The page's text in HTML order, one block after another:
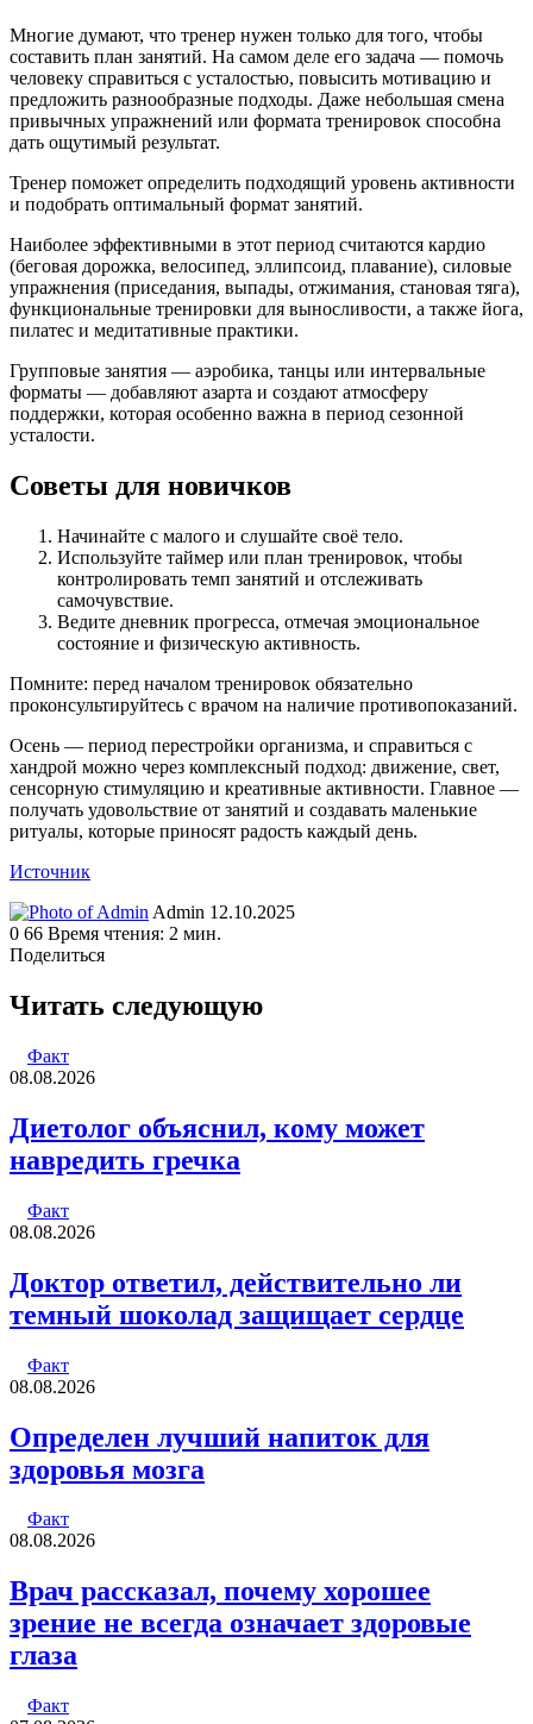
Многие думают, что тренер нужен только для того, чтобы
составить план занятий. На самом деле его задача — помочь
человеку справиться с усталостью, повысить мотивацию и
предложить разнообразные подходы. Даже небольшая смена
привычных упражнений или формата тренировок способна
дать ощутимый результат.
Тренер поможет определить подходящий уровень активности
и подобрать оптимальный формат занятий.
Наиболее эффективными в этот период считаются кардио
(беговая дорожка, велосипед, эллипсоид, плавание), силовые
упражнения (приседания, выпады, отжимания, становая тяга),
функциональные тренировки для выносливости, а также йога,
пилатес и медитативные практики.
Групповые занятия — аэробика, танцы или интервальные
форматы — добавляют азарта и создают атмосферу
поддержки, которая особенно важна в период сезонной
усталости.
Советы для новичков
Начинайте с малого и слушайте своё тело.
Используйте таймер или план тренировок, чтобы
контролировать темп занятий и отслеживать
самочувствие.
Ведите дневник прогресса, отмечая эмоциональное
состояние и физическую активность.
Помните: перед началом тренировок обязательно
проконсультируйтесь с врачом на наличие противопоказаний.
Осень — период перестройки организма, и справиться с
хандрой можно через комплексный подход: движение, свет,
сенсорную стимуляцию и креативные активности. Главное —
получать удовольствие от занятий и создавать маленькие
ритуалы, которые приносят радость каждый день.
Источник
Admin Send
an
12.10.2025
0 66 Время чтения: 2 мин.
Поделиться
через
электронную
Читать следующую
Факт
08.08.2026
Диетолог объяснил, кому может
навредить гречка
Факт
08.08.2026
Доктор ответил, действительно ли
темный шоколад защищает сердце
Факт
08.08.2026
Определен лучший напиток для
здоровья мозга
Факт
08.08.2026
Врач рассказал, почему хорошее
зрение не всегда означает здоровые
глаза
Факт